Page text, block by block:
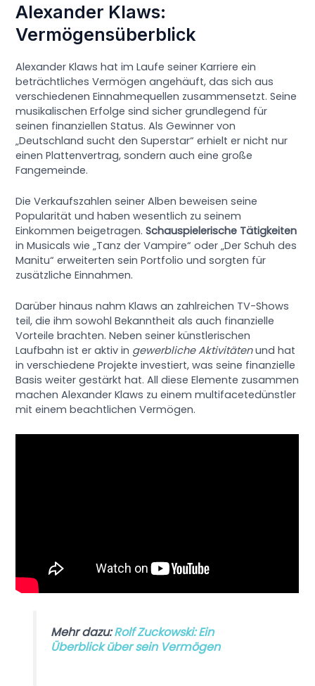
Alexander Klaws:
Vermögensüberblick
Alexander Klaws hat im Laufe seiner Karriere ein
beträchtliches Vermögen angehäuft, das sich aus
verschiedenen Einnahmequellen zusammensetzt. Seine
musikalischen Erfolge sind sicher grundlegend für
seinen finanziellen Status. Als Gewinner von
„Deutschland sucht den Superstar“ erhielt er nicht nur
einen Plattenvertrag, sondern auch eine große
Fangemeinde.
Die Verkaufszahlen seiner Alben beweisen seine
Popularität und haben wesentlich zu seinem
Einkommen beigetragen.Schauspielerische Tätigkeiten
in Musicals wie „Tanz der Vampire“ oder „Der Schuh des
Manitu“ erweiterten sein Portfolio und sorgten für
zusätzliche Einnahmen.
Darüber hinaus nahm Klaws an zahlreichen TV-Shows
teil, die ihm sowohl Bekanntheit als auch finanzielle
Vorteile brachten. Neben seiner künstlerischen
Laufbahn ist er aktiv in gewerbliche Aktivitätenund hat
in verschiedene Projekte investiert, was seine finanzielle
Basis weiter gestärkt hat. All diese Elemente zusammen
machen Alexander Klaws zu einem multifacetedünstler
mit einem beachtlichen Vermögen.
Mehr dazu:Rolf Zuckowski: Ein
Überblick über sein Vermögen